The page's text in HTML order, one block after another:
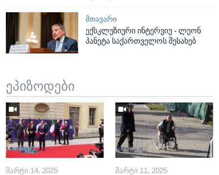
ᲛᲗᲐᲕᲐᲠᲘ
ექსკლუზიური ინტერვიუ - ლეონ
პანეტა საქართველოს შესახებ
ეპიზოდები
ᲛᲐᲠᲢᲘ 14, 2025 ᲛᲐᲠᲢᲘ 11, 2025